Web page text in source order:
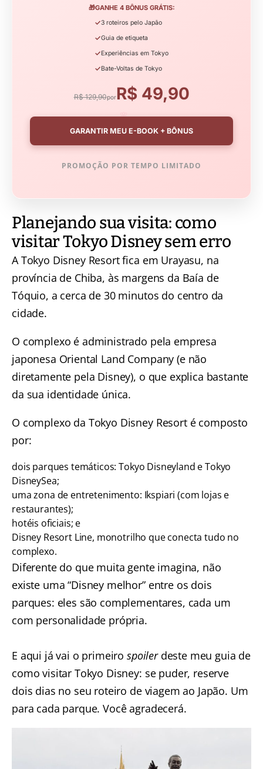
🌸
🎁GANHE 4 BÔNUS GRÁTIS:
✓3 roteiros pelo Japão
✓Guia de etiqueta
✓Experiências em Tokyo
✓Bate-Voltas de Tokyo
R$ 129,90porR$ 49,90
GARANTIR MEU E-BOOK + BÔNUS
PROMOÇÃO POR TEMPO LIMITADO
Planejando sua visita: como
visitar Tokyo Disney sem erro
A Tokyo Disney Resort fica em Urayasu, na
província de Chiba, às margens da Baía de
Tóquio, a cerca de 30 minutos do centro da
cidade.
O complexo é administrado pela empresa
japonesa Oriental Land Company (e não
diretamente pela Disney), o que explica bastante
da sua identidade única.
O complexo da Tokyo Disney Resort é composto
por:
dois parques temáticos: Tokyo Disneyland e Tokyo
DisneySea;
uma zona de entretenimento: Ikspiari (com lojas e
restaurantes);
hotéis oficiais; e
Disney Resort Line, monotrilho que conecta tudo no
complexo.
Diferente do que muita gente imagina, não
existe uma “Disney melhor” entre os dois
parques: eles são complementares, cada um
com personalidade própria.
E aqui já vai o primeiro spoilerdeste meu guia de
como visitar Tokyo Disney: se puder, reserve
dois dias no seu roteiro de viagem ao Japão. Um
para cada parque. Você agradecerá.